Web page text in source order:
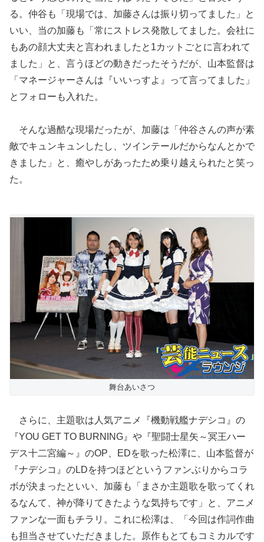
る。仲谷も「現場では、加藤さんは振り切ってました」と
いい、当の加藤も「常にストレス発散してました。会社に
もあの顔大丈夫と言われましたと1カットごとに言われて
ました」と、言うほどの動きだったそうだが、山本監督は
「マネージャーさんは『いいっすよ』って言ってました」
とフォローも入れた。
そんな過酷な現場だったが、加藤は「仲谷さんの声が素
敵でキュンキュンしたし、ツインテールだからなんとかで
きました」と、癒やしがあったため乗り越えられたと笑っ
た。
舞台あいさつ
さらに、主題歌は人気アニメ『機動戦艦ナデシコ』の
『YOU GET TO BURNING』や『聖闘士星矢～冥王ハー
デス十二宮編～』のOP、EDを歌った松澤に、山本監督が
『ナデシコ』のLDを持つほどというファンぶりからコラ
ボが決まったといい、加藤も「まさか主題歌を歌ってくれ
るなんて、神が降りてきたような気持ちです」と、アニメ
ファンな一面もチラリ。これに松澤は、「今回は作詞作曲
も担当させていただきました。原作もとてもコミカルです